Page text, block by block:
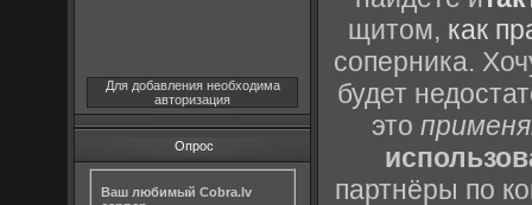
Для добавления необходима
авторизация
Опрос
Ваш любимый Cobra.lv
щитом, как
соперника.
будет
это
партнёры по